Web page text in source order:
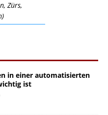
Zürs,
in einer automatisierten
ist